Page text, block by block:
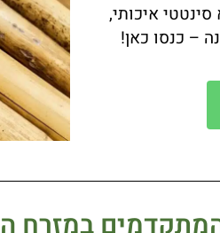
איכותי,
– כנסו כאן!